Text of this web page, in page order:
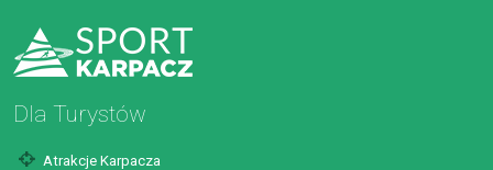
Dla Turystów
Atrakcje Karpacza